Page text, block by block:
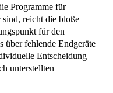
Programme für
sind, reicht die bloße
für den
über fehlende Endgeräte
Entscheidung
unterstellten